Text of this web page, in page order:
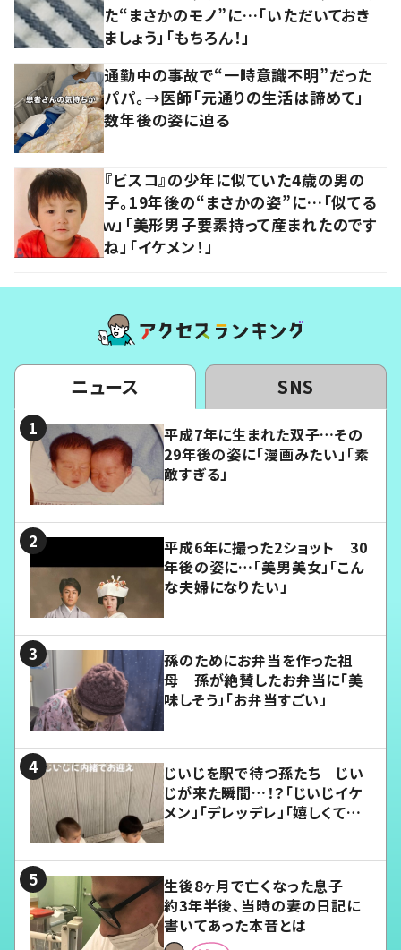
た“まさかのモノ”に…「いただいておき
ましょう」「もちろん！」
通勤中の事故で“一時意識不明”だった
パパ。→医師「元通りの生活は諦めて」
数年後の姿に迫る
『ビスコ』の少年に似ていた4歳の男の
子。19年後の“まさかの姿”に…「似てる
ｗ」「美形男子要素持って産まれたのです
ね」「イケメン！」
ニュース SNS
平成7年に生まれた双子…その
29年後の姿に「漫画みたい」「素
敵すぎる」
平成6年に撮った2ショット 30
年後の姿に…「美男美女」「こん
な夫婦になりたい」
孫のためにお弁当を作った祖
母 孫が絶賛したお弁当に「美
味しそう」「お弁当すごい」
じいじを駅で待つ孫たち じい
じが来た瞬間…！？「じいじイケ
メン」「デレッデレ」「嬉しくて可
生後8ヶ月で亡くなった息子
約3年半後、当時の妻の日記に
書いてあった本音とは